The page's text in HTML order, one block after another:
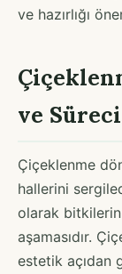
ve hazırlığı
ve Süreci
Çiçeklenme
hallerini
olarak
aşamasıdır.
estetik açıdan